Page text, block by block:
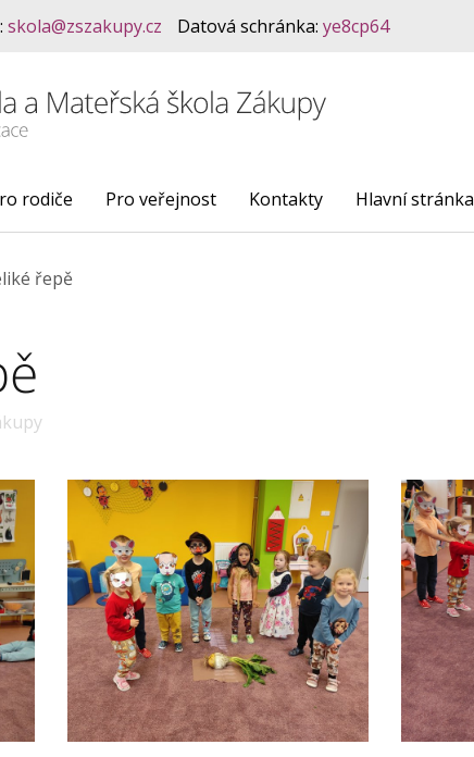
skola@zszakupy.cz Datová schránka: ye8cp64
rodiče Pro veřejnost Kontakty Hlavní stránka
řepě